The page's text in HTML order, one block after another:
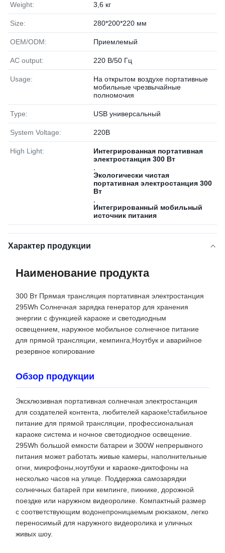
Weight: 3,6 кг
Size: 280*200*220 мм
OEM/ODM: Приемлемый
AC output: 220 В/50 Гц
Usage:
На открытом воздухе портативные
мобильные чрезвычайные
полномочия
Type: USB универсальный
System Voltage: 220В
High Light:
Интегрированная портативная
электростанция 300 Вт
Экологически чистая
портативная электростанция 300
Вт
Интегрированный мобильный
источник питания
Характер продукции
Наименование продукта
300 Вт Прямая трансляция портативная электростанция
295Wh Солнечная зарядка генератор для хранения
энергии с функцией караоке и светодиодным
освещением, наружное мобильное солнечное питание
для прямой трансляции, кемпинга,Ноутбук и аварийное
резервное копирование
Обзор продукции
Эксклюзивная портативная солнечная электростанция
для создателей контента, любителей караоке!стабильное
питание для прямой трансляции, профессиональная
караоке система и ночное светодиодное освещение.
295Wh большой емкости батареи и 300W непрерывного
питания может работать живые камеры, наполнительные
огни, микрофоны,ноутбуки и караоке-диктофоны на
несколько часов на улице. Поддержка самозарядки
солнечных батарей при кемпинге, пикнике, дорожной
поездке или наружном видеоролике. Компактный размер
с соответствующим водонепроницаемым рюкзаком, легко
переносимый для наружного видеоролика и уличных
живых шоу.